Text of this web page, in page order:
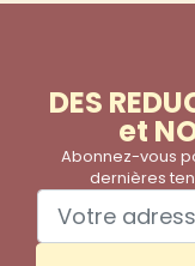
DES
et
Abonnez-vous
dernières